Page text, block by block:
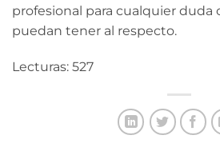
profesional para cualquier duda
puedan tener al respecto.
Lecturas: 527